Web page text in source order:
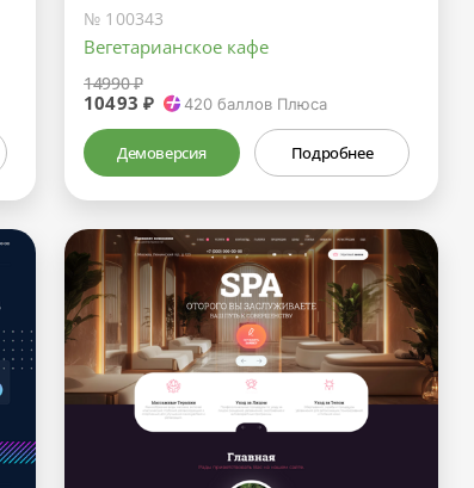
№ 100343
Вегетарианское кафе
14990 ₽
10493 ₽ 420 баллов Плюса
Демоверсия Подробнее